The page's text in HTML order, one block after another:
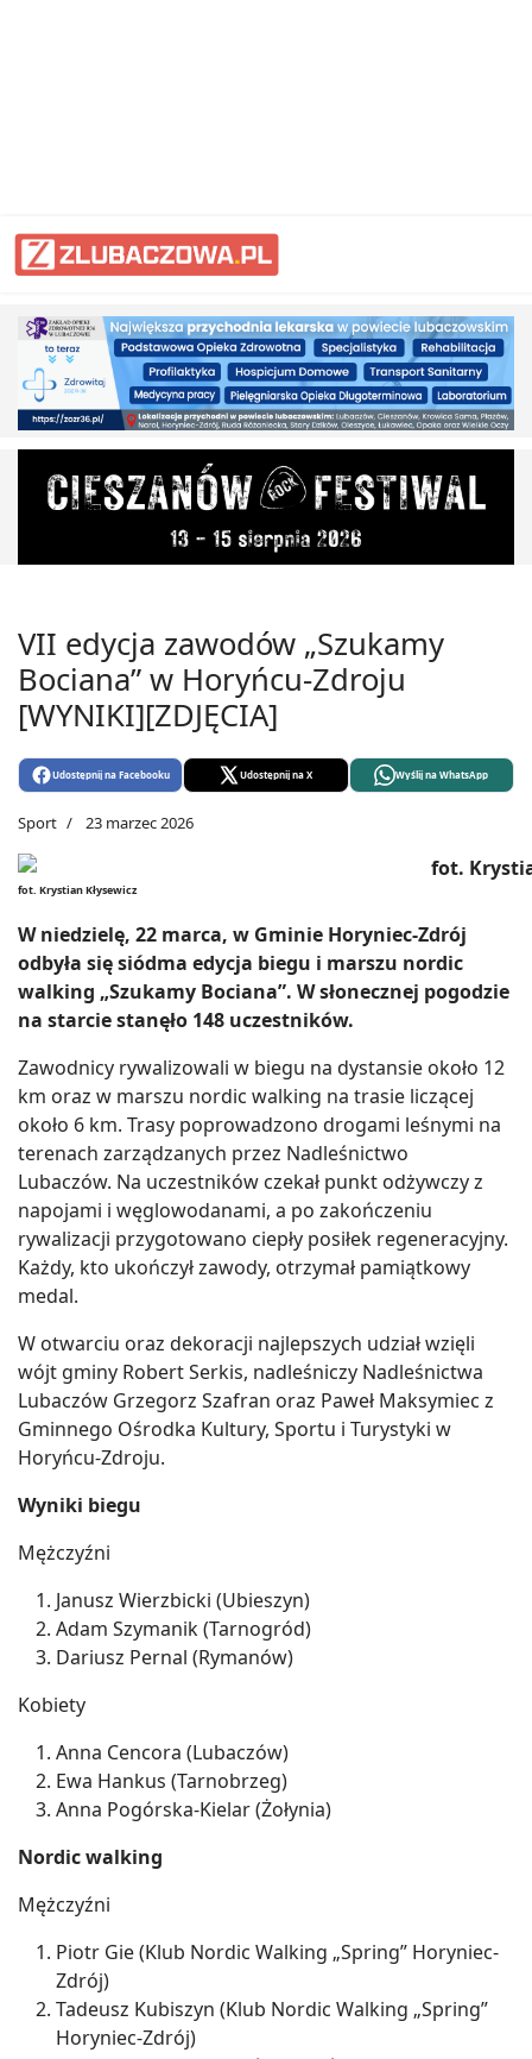
VII edycja zawodów „Szukamy
Bociana” w Horyńcu-Zdroju
[WYNIKI][ZDJĘCIA]
Udostępnij na Facebooku Udostępnij na X Wyślij na WhatsApp
Sport 23 marzec 2026
fot. Krystian Kłysewicz
W niedzielę, 22 marca, w Gminie Horyniec-Zdrój
odbyła się siódma edycja biegu i marszu nordic
walking „Szukamy Bociana”. W słonecznej pogodzie
na starcie stanęło 148 uczestników.
Zawodnicy rywalizowali w biegu na dystansie około 12
km oraz w marszu nordic walking na trasie liczącej
około 6 km. Trasy poprowadzono drogami leśnymi na
terenach zarządzanych przez Nadleśnictwo
Lubaczów. Na uczestników czekał punkt odżywczy z
napojami i węglowodanami, a po zakończeniu
rywalizacji przygotowano ciepły posiłek regeneracyjny.
Każdy, kto ukończył zawody, otrzymał pamiątkowy
medal.
W otwarciu oraz dekoracji najlepszych udział wzięli
wójt gminy Robert Serkis, nadleśniczy Nadleśnictwa
Lubaczów Grzegorz Szafran oraz Paweł Maksymiec z
Gminnego Ośrodka Kultury, Sportu i Turystyki w
Horyńcu-Zdroju.
Wyniki biegu
Mężczyźni
Janusz Wierzbicki (Ubieszyn)
Adam Szymanik (Tarnogród)
Dariusz Pernal (Rymanów)
Kobiety
Anna Cencora (Lubaczów)
Ewa Hankus (Tarnobrzeg)
Anna Pogórska-Kielar (Żołynia)
Nordic walking
Mężczyźni
Piotr Gie (Klub Nordic Walking „Spring” Horyniec-
Zdrój)
Tadeusz Kubiszyn (Klub Nordic Walking „Spring”
Horyniec-Zdrój)